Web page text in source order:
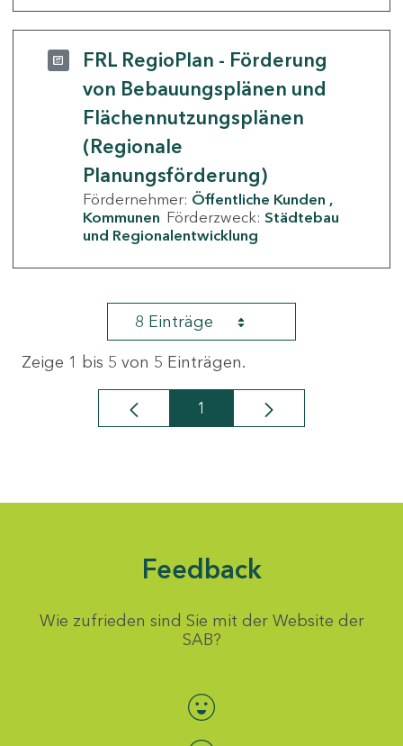
FRL RegioPlan - Förderung
von Bebauungsplänen und
Flächennutzungsplänen
(Regionale
Planungsförderung)
Fördernehmer: Öffentliche Kunden
Kommunen Förderzweck: Städtebau
und Regionalentwicklung
8 Einträge
Zeige 1 bis 5 von 5 Einträgen.
Seite
1
Feedback
Wie zufrieden sind Sie mit der Website der
SAB?
Bewertung auswählen